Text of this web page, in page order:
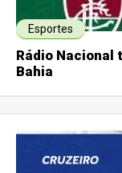
Esportes
Rádio Nacional
Bahia